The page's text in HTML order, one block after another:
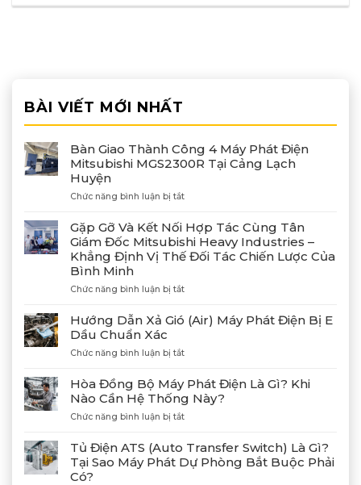
BÀI VIẾT MỚI NHẤT
Bàn Giao Thành Công 4 Máy Phát Điện
Mitsubishi MGS2300R Tại Cảng Lạch
Huyện
Chức năng bình luận bị tắtở
Giao
Thành
Công
4
Phát
MGS2300R
Cảng
Gặp Gỡ Và Kết Nối Hợp Tác Cùng Tân
Giám Đốc Mitsubishi Heavy Industries –
Khẳng Định Vị Thế Đối Tác Chiến Lược Của
Bình Minh
Chức năng bình luận bị tắtở
Gỡ
Và
Nối
Tác
Cùng
Tân
Giám
Mitsubishi
Heavy
Industries
Hướng Dẫn Xả Gió (Air) Máy Phát Điện Bị E
Dầu Chuẩn Xác
Chức năng bình luận bị tắtở
Dẫn
Xả
Gió
(Air)
Phát
Điện
Bị
Hòa Đồng Bộ Máy Phát Điện Là Gì? Khi
Nào Cần Hệ Thống Này?
Chức năng bình luận bị tắtở
Đồng
Bộ
Máy
Tủ Điện ATS (Auto Transfer Switch) Là Gì?
Tại Sao Máy Phát Dự Phòng Bắt Buộc Phải
Có?